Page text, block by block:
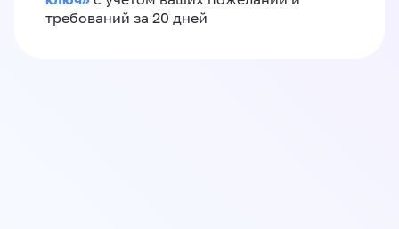
требований за 20 дней